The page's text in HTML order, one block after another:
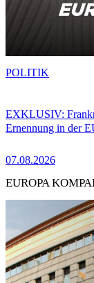
EXKLUSIV:
Ernennung in der
07.08.2026
POLITIK
EUROPA